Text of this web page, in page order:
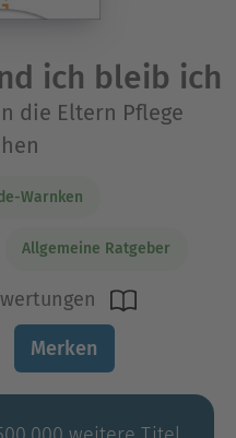
ich bleib ich
die Eltern Pflege
Warnken
Allgemeine Ratgeber
Merken